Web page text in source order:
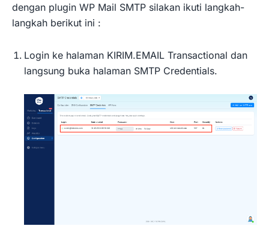
dengan plugin WP Mail SMTP silakan ikuti langkah-
langkah berikut ini :
Login ke halaman KIRIM.EMAIL Transactional dan
langsung buka halaman SMTP Credentials.